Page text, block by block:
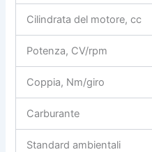
Cilindrata del motore, cc
Potenza, CV/rpm
Coppia, Nm/giro
Carburante
Standard ambientali